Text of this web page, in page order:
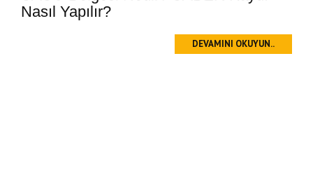
Nasıl Yapılır?
DEVAMINI OKUYUN..